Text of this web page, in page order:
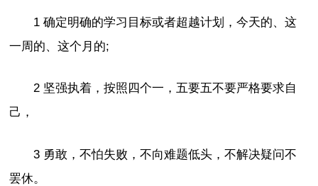
1 确定明确的学习目标或者超越计划，今天的、这
一周的、这个月的;
2 坚强执着，按照四个一，五要五不要严格要求自
己，
3 勇敢，不怕失败，不向难题低头，不解决疑问不
罢休。